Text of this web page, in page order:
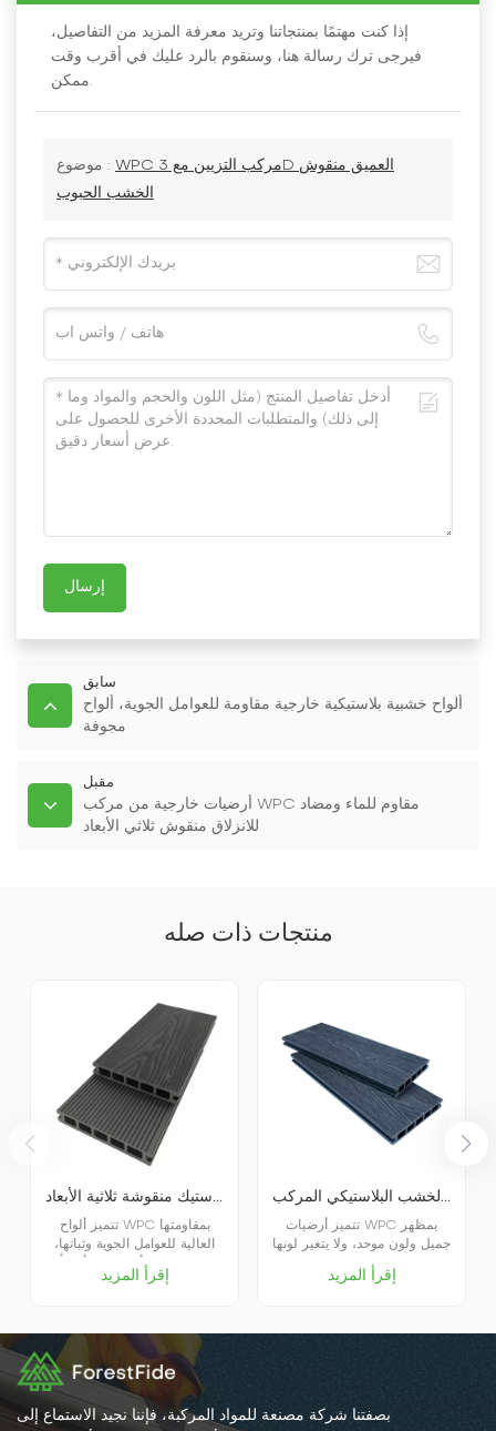
إذا كنت مهتمًا بمنتجاتنا وتريد معرفة المزيد من التفاصيل،
فيرجى ترك رسالة هنا، وسنقوم بالرد عليك في أقرب وقت
ممكن.
موضوع : WPC مركب التزيين مع 3D العميق منقوش
الخشب الحبوب
إرسال
سابق
ألواح خشبية بلاستيكية خارجية مقاومة للعوامل الجوية، ألواح
مجوفة
مقبل
أرضيات خارجية من مركب WPC مقاوم للماء ومضاد
للانزلاق منقوش ثلاثي الأبعاد
منتجات ذات صله
أرضيات خارجية من الخشب والبلاستيك منقوشة ثلاثية الأبعاد
تتميز ألواح WPC بمقاومتها
العالية للعوامل الجوية وثباتها،
فهي لا تتشوه أو تتشقق أو تتأثر
بالنمل الأبيض أو التعفن أو غيرها
لها بالحفاظ على جمالها
ووظائفها في البيئات الخارجية
لفترة طويلة.
إقرأ المزيد
أرضيات خارجية من الخشب البلاستيكي المركب (WPC) منقوشة لحماية البيئة
تتميز أرضيات WPC بمظهر
جميل ولون موحد، ولا يتغير لونها
بسهولة ولا تتلاشى، ولكنها تتمتع
أيضًا بلمعان وملمس الخشب
إقرأ المزيد
بصفتنا شركة مصنعة للمواد المركبة، فإننا نجيد الاستماع إلى